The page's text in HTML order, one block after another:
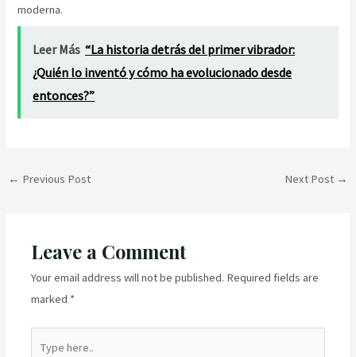
moderna.
Leer Más “La historia detrás del primer vibrador:
¿Quién lo inventó y cómo ha evolucionado desde
entonces?”
Post
← Previous Post Next Post →
Leave a Comment
Your email address will not be published. Required fields are
marked *